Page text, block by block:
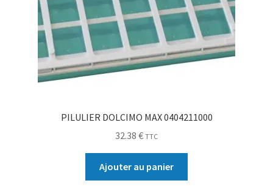
PILULIER DOLCIMO MAX 0404211000
32.38 € TTC
Ajouter au panier